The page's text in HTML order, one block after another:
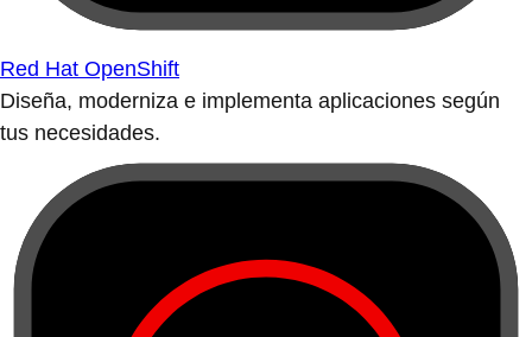
Red Hat OpenShift
Diseña, moderniza e implementa aplicaciones según
tus necesidades.